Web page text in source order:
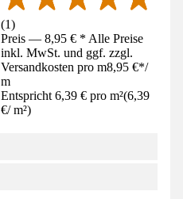
(1)
Preis — 8,95 € * Alle Preise
inkl. MwSt. und ggf. zzgl.
Versandkosten pro m8,95 €*/
m
Entspricht 6,39 € pro m²(6,39
€/ m²)